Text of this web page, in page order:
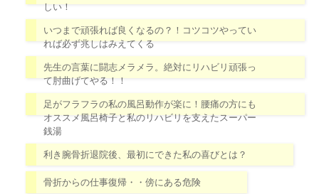
しい！
いつまで頑張れば良くなるの？！コツコツやってい
れば必ず兆しはみえてくる
先生の言葉に闘志メラメラ。絶対にリハビリ頑張っ
て肘曲げてやる！！
足がフラフラの私の風呂動作が楽に！腰痛の方にも
オススメ風呂椅子と私のリハビリを支えたスーパー
銭湯
利き腕骨折退院後、最初にできた私の喜びとは？
骨折からの仕事復帰・・傍にある危険